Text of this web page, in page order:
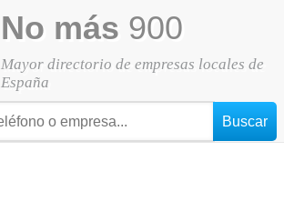
No más 900
Mayor directorio de empresas locales de
España